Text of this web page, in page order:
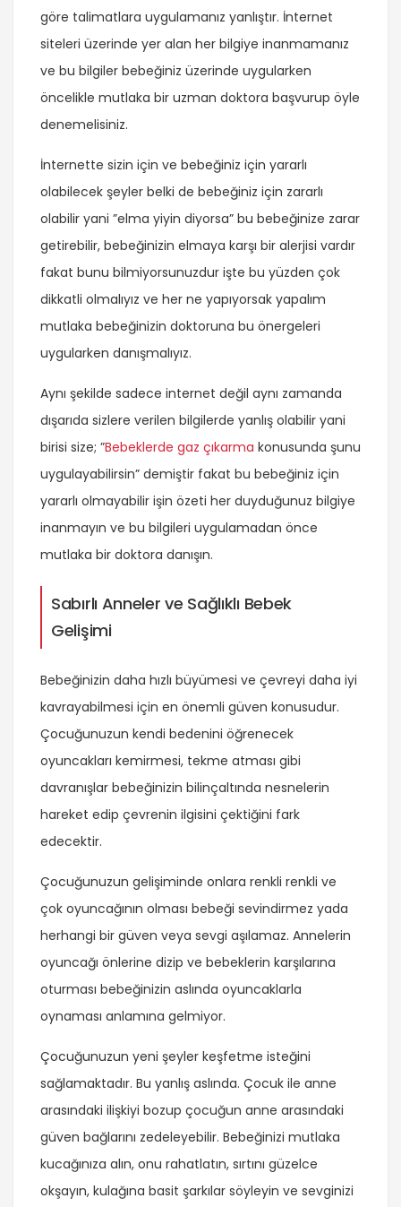
göre talimatlara uygulamanız yanlıştır. İnternet
siteleri üzerinde yer alan her bilgiye inanmamanız
ve bu bilgiler bebeğiniz üzerinde uygularken
öncelikle mutlaka bir uzman doktora başvurup öyle
denemelisiniz.
İnternette sizin için ve bebeğiniz için yararlı
olabilecek şeyler belki de bebeğiniz için zararlı
olabilir yani ”elma yiyin diyorsa” bu bebeğinize zarar
getirebilir, bebeğinizin elmaya karşı bir alerjisi vardır
fakat bunu bilmiyorsunuzdur işte bu yüzden çok
dikkatli olmalıyız ve her ne yapıyorsak yapalım
mutlaka bebeğinizin doktoruna bu önergeleri
uygularken danışmalıyız.
Aynı şekilde sadece internet değil aynı zamanda
dışarıda sizlere verilen bilgilerde yanlış olabilir yani
birisi size; ”Bebeklerde gaz çıkarma konusunda şunu
uygulayabilirsin” demiştir fakat bu bebeğiniz için
yararlı olmayabilir işin özeti her duyduğunuz bilgiye
inanmayın ve bu bilgileri uygulamadan önce
mutlaka bir doktora danışın.
Sabırlı Anneler ve Sağlıklı Bebek
Gelişimi
Bebeğinizin daha hızlı büyümesi ve çevreyi daha iyi
kavrayabilmesi için en önemli güven konusudur.
Çocuğunuzun kendi bedenini öğrenecek
oyuncakları kemirmesi, tekme atması gibi
davranışlar bebeğinizin bilinçaltında nesnelerin
hareket edip çevrenin ilgisini çektiğini fark
edecektir.
Çocuğunuzun gelişiminde onlara renkli renkli ve
çok oyuncağının olması bebeği sevindirmez yada
herhangi bir güven veya sevgi aşılamaz. Annelerin
oyuncağı önlerine dizip ve bebeklerin karşılarına
oturması bebeğinizin aslında oyuncaklarla
oynaması anlamına gelmiyor.
Çocuğunuzun yeni şeyler keşfetme isteğini
sağlamaktadır. Bu yanlış aslında. Çocuk ile anne
arasındaki ilişkiyi bozup çocuğun anne arasındaki
güven bağlarını zedeleyebilir. Bebeğinizi mutlaka
kucağınıza alın, onu rahatlatın, sırtını güzelce
okşayın, kulağına basit şarkılar söyleyin ve sevginizi